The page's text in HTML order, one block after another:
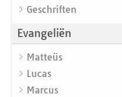
Geschriften
Evangeliën
Matteüs
Lucas
Marcus